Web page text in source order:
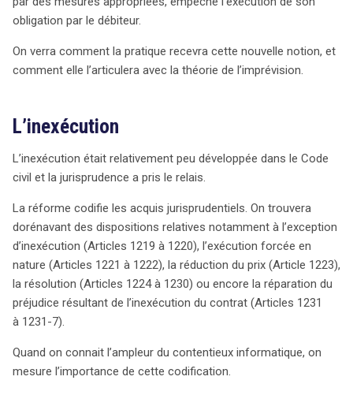
obligation par le débiteur.
On verra comment la pratique recevra cette nouvelle notion, et
comment elle l’articulera avec la théorie de l’imprévision.
L’inexécution
L’inexécution était relativement peu développée dans le Code
civil et la jurisprudence a pris le relais.
La réforme codifie les acquis jurisprudentiels. On trouvera
dorénavant des dispositions relatives notamment à l’exception
d’inexécution (Articles 1219 à 1220), l’exécution forcée en
nature (Articles 1221 à 1222), la réduction du prix (Article 1223),
la résolution (Articles 1224 à 1230) ou encore la réparation du
préjudice résultant de l’inexécution du contrat (Articles 1231
à 1231-7).
Quand on connait l’ampleur du contentieux informatique, on
mesure l’importance de cette codification.